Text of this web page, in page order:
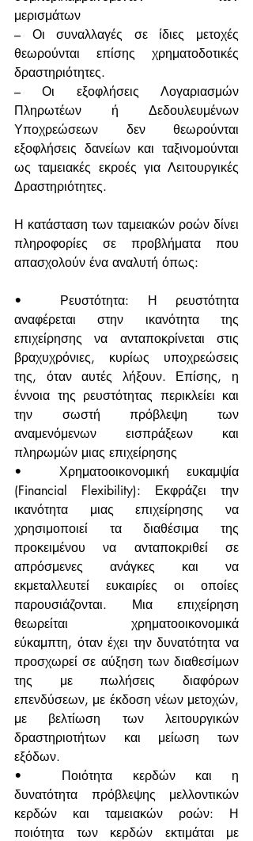
μερισμάτων
– Οι συναλλαγές σε ίδιες μετοχές
θεωρούνται επίσης χρηματοδοτικές
δραστηριότητες.
– Οι εξοφλήσεις Λογαριασμών
Πληρωτέων ή Δεδουλευμένων
Υποχρεώσεων δεν θεωρούνται
εξοφλήσεις δανείων και ταξινομούνται
ως ταμειακές εκροές για Λειτουργικές
Δραστηριότητες.
Η κατάσταση των ταμειακών ροών δίνει
πληροφορίες σε προβλήματα που
απασχολούν ένα αναλυτή όπως:
•	Ρευστότητα: Η ρευστότητα
αναφέρεται στην ικανότητα της
επιχείρησης να ανταποκρίνεται στις
βραχυχρόνιες, κυρίως υποχρεώσεις
της, όταν αυτές λήξουν. Επίσης, η
έννοια της ρευστότητας περικλείει και
την σωστή πρόβλεψη των
αναμενόμενων εισπράξεων και
πληρωμών μιας επιχείρησης
•	Χρηματοοικονομική ευκαμψία
(Financial Flexibility): Εκφράζει την
ικανότητα μιας επιχείρησης να
χρησιμοποιεί τα διαθέσιμα της
προκειμένου να ανταποκριθεί σε
απρόσμενες ανάγκες και να
εκμεταλλευτεί ευκαιρίες οι οποίες
παρουσιάζονται. Μια επιχείρηση
θεωρείται χρηματοοικονομικά
εύκαμπτη, όταν έχει την δυνατότητα να
προσχωρεί σε αύξηση των διαθεσίμων
της με πωλήσεις διαφόρων
επενδύσεων, με έκδοση νέων μετοχών,
με βελτίωση των λειτουργικών
δραστηριοτήτων και μείωση των
εξόδων.
•	Ποιότητα κερδών και η
δυνατότητα πρόβλεψης μελλοντικών
κερδών και ταμειακών ροών: Η
ποιότητα των κερδών εκτιμάται με